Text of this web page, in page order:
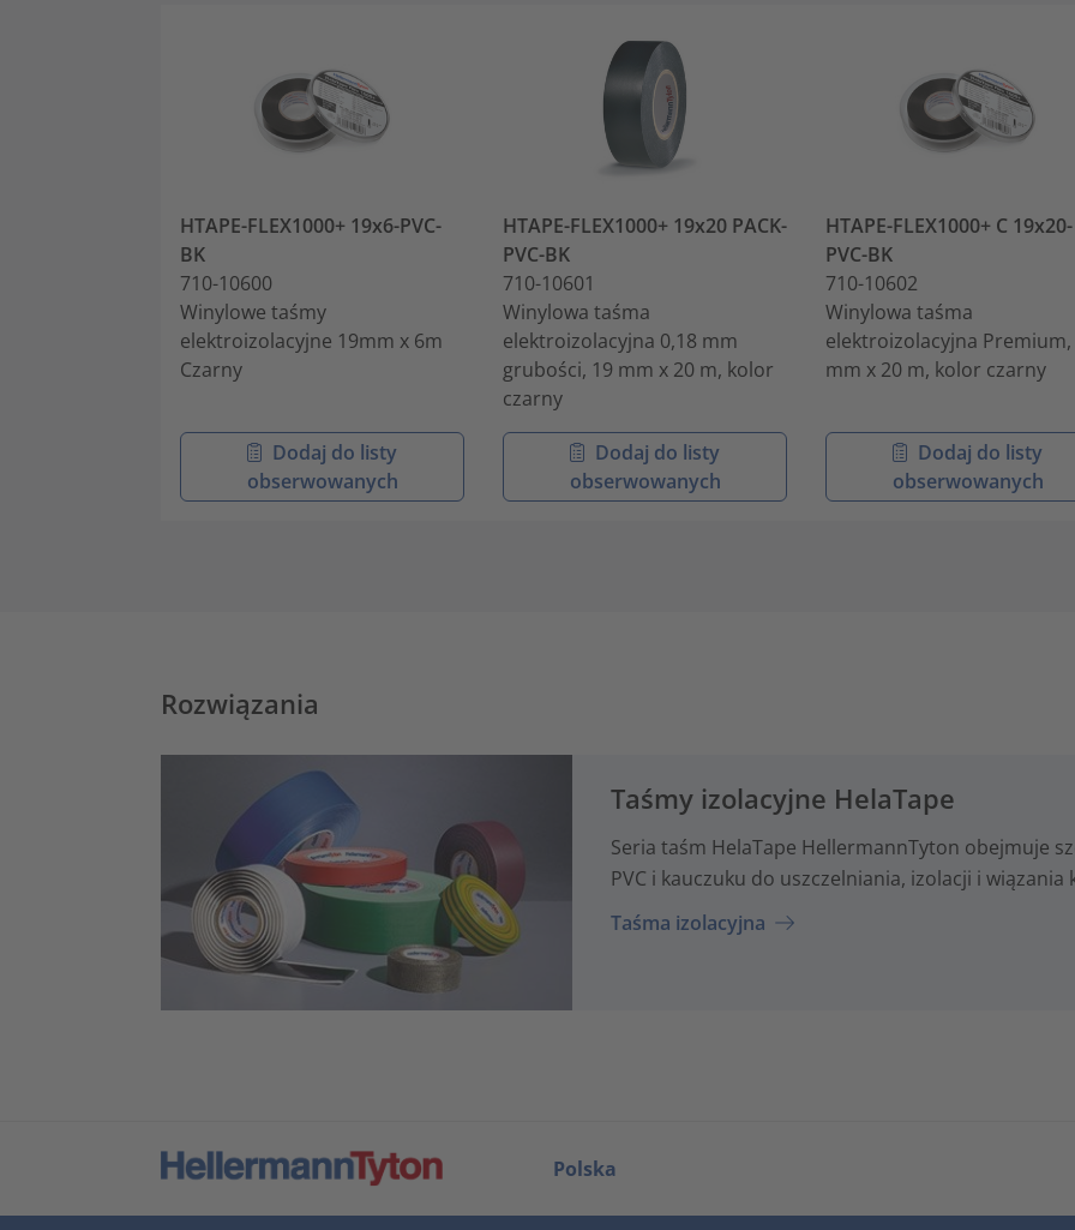
HTAPE-FLEX1000+ 19x6-PVC-
BK
710-10600
Winylowe taśmy
elektroizolacyjne 19mm x 6m
Czarny
Dodaj do listy
obserwowanych
HTAPE-FLEX1000+ 19x20 PACK-
PVC-BK
710-10601
Winylowa taśma
elektroizolacyjna 0,18 mm
grubości, 19 mm x 20 m, kolor
czarny
Dodaj do listy
obserwowanych
HTAPE-FLEX1000+ C 19x20-
PVC-BK
710-10602
Winylowa taśma
elektroizolacyjna Premium,
mm x 20 m, kolor czarny
Dodaj do listy
obserwowanych
Rozwiązania
Taśmy izolacyjne HelaTape
Seria taśm HelaTape HellermannTyton obejmuje
PVC i kauczuku do uszczelniania, izolacji i
Taśma izolacyjna
Polska